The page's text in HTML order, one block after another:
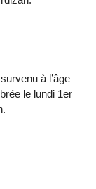
à l’âge
le lundi 1er